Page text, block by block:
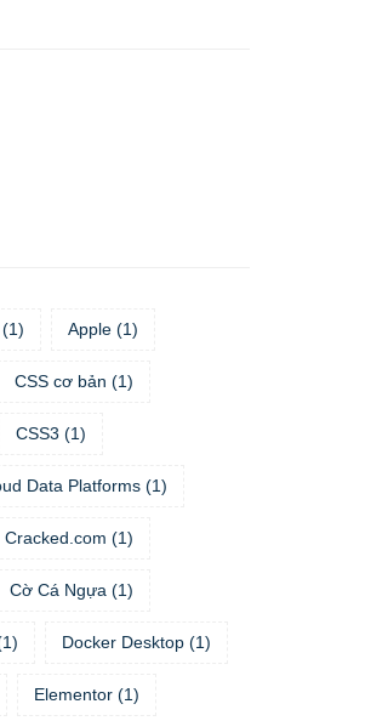
(1) Apple (1)
CSS cơ bản (1)
CSS3 (1)
Data Platforms (1)
Cracked.com (1)
Cờ Cá Ngựa (1)
1) Docker Desktop (1)
Elementor (1)